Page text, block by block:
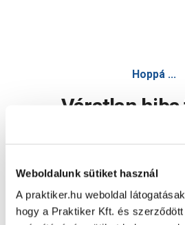
Weboldalunk sütiket használ
A praktiker.hu weboldal
hogy a Praktiker Kft. és
Hoppá ...
Váratlan
Oldal